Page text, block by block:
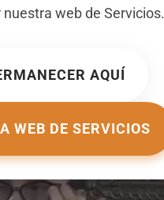
nuestra web de Servicios.
AQUÍ
WEB DE SERVICIOS
del CNM a
EL 07 DICIEMBRE 2023